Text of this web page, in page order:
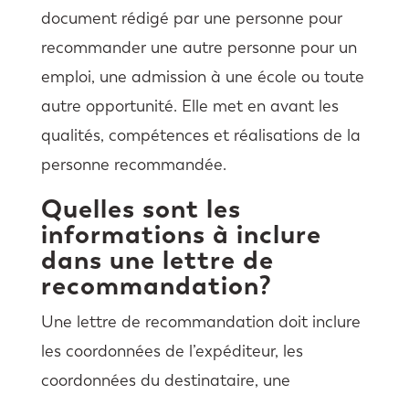
document rédigé par une personne pour
recommander une autre personne pour un
emploi, une admission à une école ou toute
autre opportunité. Elle met en avant les
qualités, compétences et réalisations de la
personne recommandée.
Quelles sont les
informations à inclure
dans une lettre de
recommandation?
Une lettre de recommandation doit inclure
les coordonnées de l’expéditeur, les
coordonnées du destinataire, une